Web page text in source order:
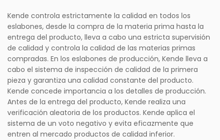
Kende controla estrictamente la calidad en todos los
eslabones, desde la compra de la materia prima hasta la
entrega del producto, lleva a cabo una estricta supervisión
de calidad y controla la calidad de las materias primas
compradas. En los eslabones de producción, Kende lleva a
cabo el sistema de inspección de calidad de la primera
pieza y garantiza una calidad constante del producto.
Kende concede importancia a los detalles de producción.
Antes de la entrega del producto, Kende realiza una
verificación aleatoria de los productos. Kende aplica el
sistema de un voto negativo y evita eficazmente que
entren al mercado productos de calidad inferior.